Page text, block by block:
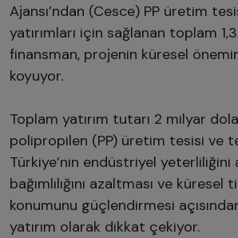
Ajansı’ndan (Cesce) PP üretim
yatırımları için sağlanan toplam
finansman, projenin küresel
koyuyor.
Toplam yatırım tutarı 2 milyar
polipropilen (PP) üretim tesisi ve
Türkiye’nin endüstriyel yeterliliğini
bağımlılığını azaltması ve
konumunu güçlendirmesi
yatırım olarak dikkat çekiyor.